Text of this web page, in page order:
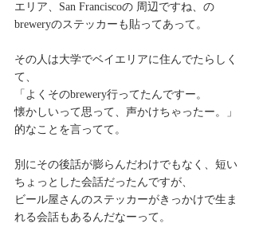
エリア、San Franciscoの 周辺ですね、の
breweryのステッカーも貼ってあって。
その人は大学でベイエリアに住んでたらしく
て、
「よくそのbrewery行ってたんですー。
懐かしいって思って、声かけちゃったー。」
的なことを言ってて。
別にその後話が膨らんだわけでもなく、短い
ちょっとした会話だったんですが、
ビール屋さんのステッカーがきっかけで生ま
れる会話もあるんだなーって。